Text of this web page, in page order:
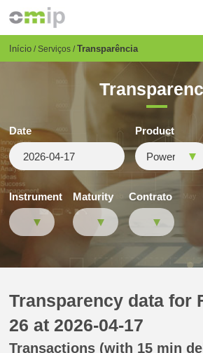
para
conteúdo
Breadcrumb
Início Serviços Transparência
Date Product
Instrument Maturity Contrato
Transparency data for
26 at 2026-04-17
Transactions (with 15 min